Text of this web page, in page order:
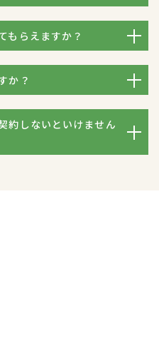
もらえますか？
か？
約しないといけません